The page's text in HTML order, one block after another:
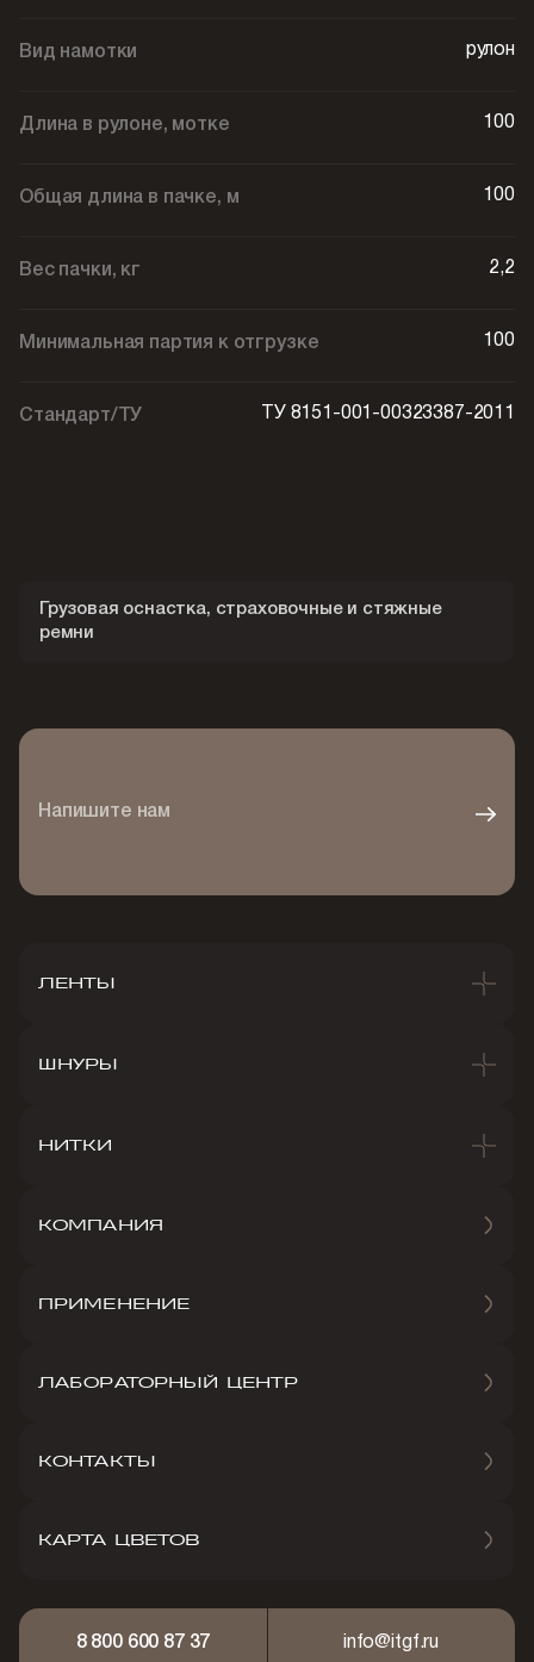
Вид намотки рулон
Длина в рулоне, мотке 100
Общая длина в пачке, м 100
Вес пачки, кг 2,2
Минимальная партия к отгрузке 100
Стандарт/ТУ ТУ 8151-001-00323387-2011
Грузовая оснастка, страховочные и стяжные
ремни
Напишите нам
КОМПАНИЯ
ПРИМЕНЕНИЕ
ЛАБОРАТОРНЫЙ ЦЕНТР
КОНТАКТЫ
КАРТА ЦВЕТОВ
ЛЕНТЫ
ШНУРЫ
НИТКИ
8 800 600 87 37 info@itgf.ru